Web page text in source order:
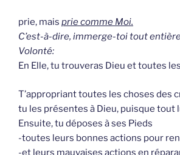
prie, mais prie comme Moi.
C’est-à-dire, immerge-toi tout
Volonté:
En Elle, tu trouveras Dieu et toutes
T’appropriant toutes les choses des
tu les présentes à Dieu, puisque tout
Ensuite, tu déposes à ses Pieds
-toutes leurs bonnes actions pour
-et leurs mauvaises actions en